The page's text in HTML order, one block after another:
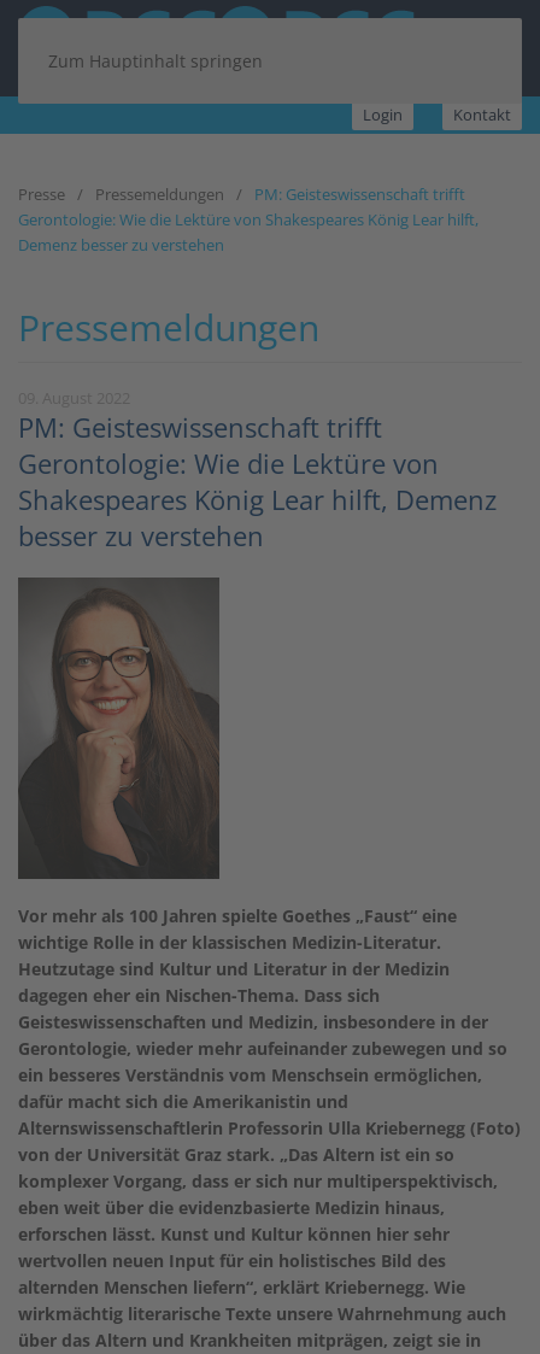
Zum Hauptinhalt springen
Login Kontakt
Presse Pressemeldungen
PM: Geisteswissenschaft trifft
Gerontologie: Wie die Lektüre von Shakespeares König Lear hilft,
Demenz besser zu verstehen
Pressemeldungen
PM: Geisteswissenschaft trifft
Gerontologie: Wie die Lektüre von
Shakespeares König Lear hilft, Demenz
besser zu verstehen
Vor mehr als 100 Jahren spielte Goethes „Faust“ eine
wichtige Rolle in der klassischen Medizin-Literatur.
Heutzutage sind Kultur und Literatur in der Medizin
dagegen eher ein Nischen-Thema. Dass sich
Geisteswissenschaften und Medizin, insbesondere in der
Gerontologie, wieder mehr aufeinander zubewegen und so
ein besseres Verständnis vom Menschsein ermöglichen,
dafür macht sich die Amerikanistin und
Alternswissenschaftlerin Professorin Ulla Kriebernegg (Foto)
von der Universität Graz stark. „Das Altern ist ein so
komplexer Vorgang, dass er sich nur multiperspektivisch,
eben weit über die evidenzbasierte Medizin hinaus,
erforschen lässt. Kunst und Kultur können hier sehr
wertvollen neuen Input für ein holistisches Bild des
alternden Menschen liefern“, erklärt Kriebernegg. Wie
wirkmächtig literarische Texte unsere Wahrnehmung auch
über das Altern und Krankheiten mitprägen, zeigt sie in